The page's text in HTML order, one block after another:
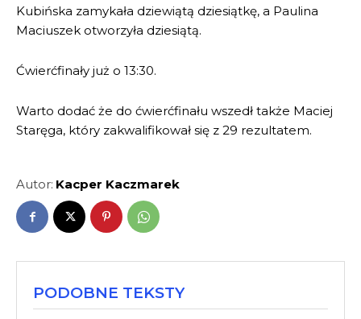
Kubińska zamykała dziewiątą dziesiątkę, a Paulina
Maciuszek otworzyła dziesiątą.
Ćwierćfinały już o 13:30.
Warto dodać że do ćwierćfinału wszedł także Maciej
Staręga, który zakwalifikował się z 29 rezultatem.
Autor: Kacper Kaczmarek
PODOBNE TEKSTY